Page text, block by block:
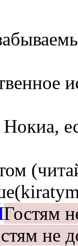
Гостям
не